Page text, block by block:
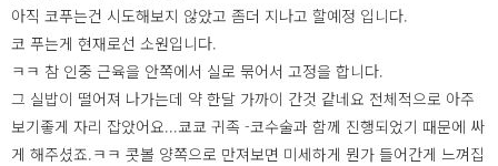
아직 코푸는건 시도해보지 않았고 좀더 지나고 할예정 입니다.
코 푸는게 현재로선 소원입니다.
ㅋㅋ 참 인중 근육을 안쪽에서 실로 묶어서 고정을 합니다.
그 실밥이 떨어져 나가는데 약 한달 가까이 간것 같네요 전체적으로 아주
보기좋게 자리 잡았어요...쿄쿄 귀족 -코수술과 함께 진행되었기 때문에 싸
게 해주셨죠.ㅋㅋ 콧볼 양쪽으로 만져보면 미세하게 뭔가 들어간게 느껴집